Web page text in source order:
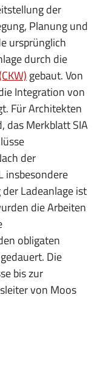
der
Planung und
ursprünglich
durch die
gebaut. Von
Integration von
Für Architekten
das Merk­blatt SIA
der
insbesondere
Ladeanlage ist
die Arbeiten
obligaten
Die
bis zur
von Moos